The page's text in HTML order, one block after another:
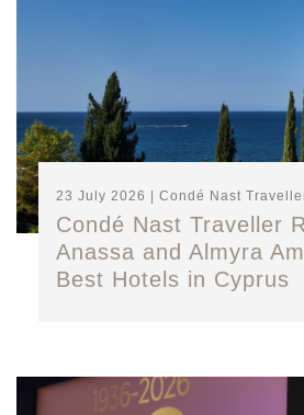
23 July 2026 | Condé Nast
Condé Nast Traveller
Anassa and Almyra
Best Hotels in Cyprus